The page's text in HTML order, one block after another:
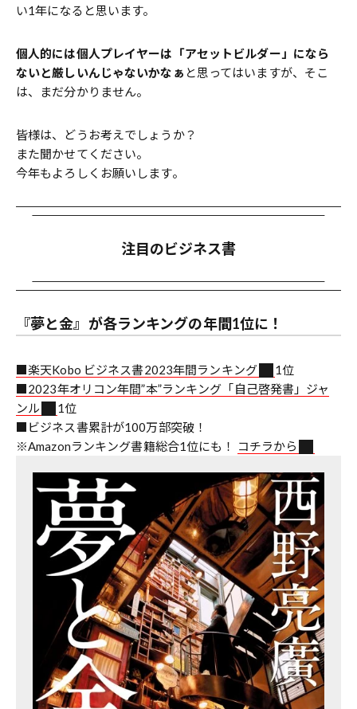
い1年になると思います。
個人的には個人プレイヤーは「アセットビルダー」になら
ないと厳しいんじゃないかなぁ と思ってはいますが、そこ
は、まだ分かりません。
皆様は、どうお考えでしょうか？
また聞かせてください。
今年もよろしくお願いします。
注目のビジネス書
『夢と金』が各ランキングの年間1位に！
■楽天Kobo ビジネス書2023年間ランキング
1位
■2023年オリコン年間”本”ランキング「自己啓発書」ジャ
ンル
1位
■ビジネス書累計が100万部突破！
※Amazonランキング書籍総合1位にも！
コチラから